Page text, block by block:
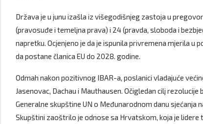
Država je u junu izašla iz višegodišnjeg zastoja u
(pravosuđe i temeljna prava) i 24 (pravda, sloboda i
napretku. Ocjenjeno je da je ispunila privremena mjerila u
da postane članica EU do 2028. godine.
Odmah nakon pozitivnog IBAR-a, poslanici vladajuće
Jasenovac, Dachau i Mauthausen. Očigledan cilj
Generalne skupštine UN o Međunarodnom danu sjećanja
Skupštini zaoštrilo je odnose sa Hrvatskom, koja je